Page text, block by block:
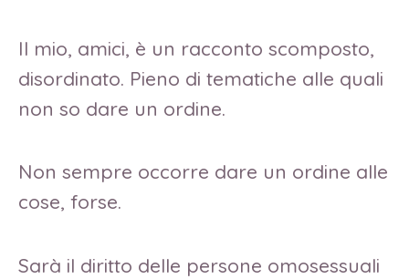
Il mio, amici, è un racconto scomposto,
disordinato. Pieno di tematiche alle quali
non so dare un ordine.
Non sempre occorre dare un ordine alle
cose, forse.
Sarà il diritto delle persone omosessuali